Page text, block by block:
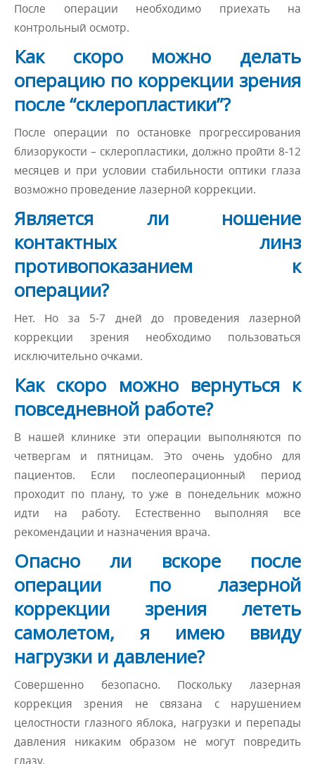
После операции необходимо приехать на
контрольный осмотр.
Как скоро можно делать
операцию по коррекции зрения
после “склеропластики”?
После операции по остановке прогрессирования
близорукости – склеропластики, должно пройти 8-12
месяцев и при условии стабильности оптики глаза
возможно проведение лазерной коррекции.
Является ли ношение
контактных линз
противопоказанием к
операции?
Нет. Но за 5-7 дней до проведения лазерной
коррекции зрения необходимо пользоваться
исключительно очками.
Как скоро можно вернуться к
повседневной работе?
В нашей клинике эти операции выполняются по
четвергам и пятницам. Это очень удобно для
пациентов. Если послеоперационный период
проходит по плану, то уже в понедельник можно
идти на работу. Естественно выполняя все
рекомендации и назначения врача.
Опасно ли вскоре после
операции по лазерной
коррекции зрения лететь
самолетом, я имею ввиду
нагрузки и давление?
Совершенно безопасно. Поскольку лазерная
коррекция зрения не связана с нарушением
целостности глазного яблока, нагрузки и перепады
давления никаким образом не могут повредить
глазу.